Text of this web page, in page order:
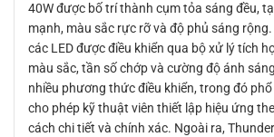
40W được bố trí thành cụm tỏa sáng đều,
mạnh, màu sắc rực rỡ và độ phủ sáng
các LED được điều khiển qua bộ xử lý tích
màu sắc, tần số chớp và cường độ ánh
nhiều phương thức điều khiển, trong đó phổ
cho phép kỹ thuật viên thiết lập hiệu ứng
cách chi tiết và chính xác. Ngoài ra,